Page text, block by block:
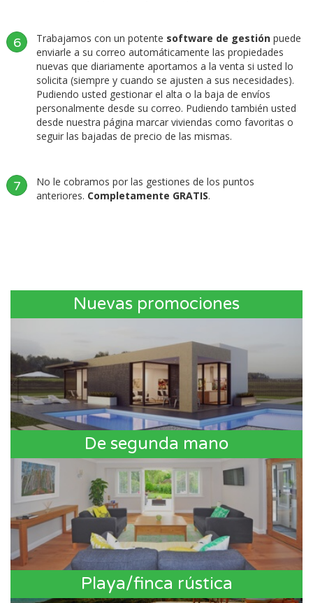
6 Trabajamos con un potente software de gestión puede
enviarle a su correo automáticamente las propiedades
nuevas que diariamente aportamos a la venta si usted lo
solicita (siempre y cuando se ajusten a sus necesidades).
Pudiendo usted gestionar el alta o la baja de envíos
personalmente desde su correo. Pudiendo también usted
desde nuestra página marcar viviendas como favoritas o
seguir las bajadas de precio de las mismas.
7
No le cobramos por las gestiones de los puntos
anteriores. Completamente GRATIS.
Nuevas promociones
De segunda mano
Playa/finca rústica